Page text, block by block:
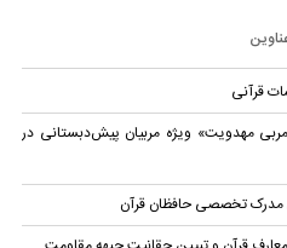
قرآنی
مهدویت» ویژه مربیان پیش‌دبستانی در
مدرک تخصصی حافظان قرآن